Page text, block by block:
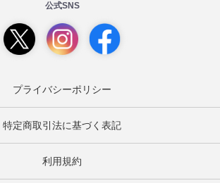
公式SNS
プライバシーポリシー
特定商取引法に基づく表記
利用規約